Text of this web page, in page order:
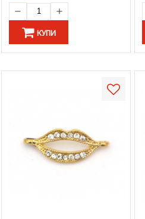
КУПИ